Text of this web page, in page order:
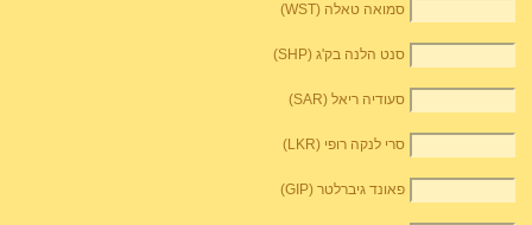
סמואה טאלה (WST)
סנט הלנה בק'ג (SHP)
סעודיה ריאל (SAR)
סרי לנקה רופי (LKR)
פאונד גיברלטר (GIP)